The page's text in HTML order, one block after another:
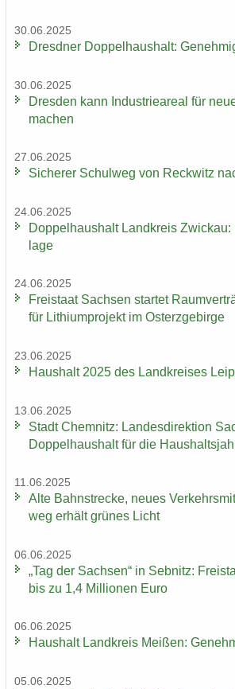
30.06.2025
Dresd­ner Dop­pel­haus­halt:
30.06.2025
Dres­den kann In­dus­trie­are­al für
ma­chen
27.06.2025
Si­che­rer Schul­weg von Reck­witz
24.06.2025
Dop­pel­haus­halt Land­kreis
la­ge
24.06.2025
Frei­staat Sach­sen star­tet
für Li­thi­um­pro­jekt im Ost­erz­ge­bir­ge
23.06.2025
Haus­halt 2025 des Land­krei­ses
13.06.2025
Stadt Chem­nitz: Lan­des­di­rek­ti­on
Dop­pel­haus­halt für die
11.06.2025
Alte Bahn­stre­cke, neues
weg er­hält grü­nes Licht
06.06.2025
„Tag der Sach­sen“ in Seb­nitz:
bis zu 1,4 Mil­lio­nen Euro
06.06.2025
Haus­halt Land­kreis Mei­ßen:
05.06.2025